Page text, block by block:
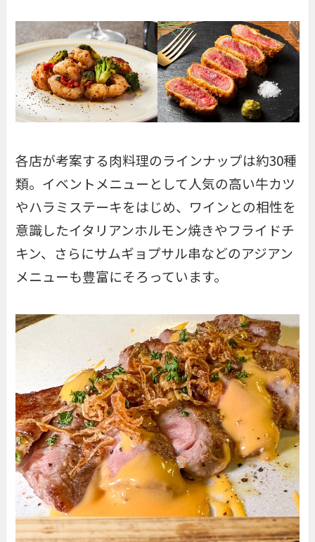
各店が考案する肉料理のラインナップは約30種
類。イベントメニューとして人気の高い牛カツ
やハラミステーキをはじめ、ワインとの相性を
意識したイタリアンホルモン焼きやフライドチ
キン、さらにサムギョプサル串などのアジアン
メニューも豊富にそろっています。